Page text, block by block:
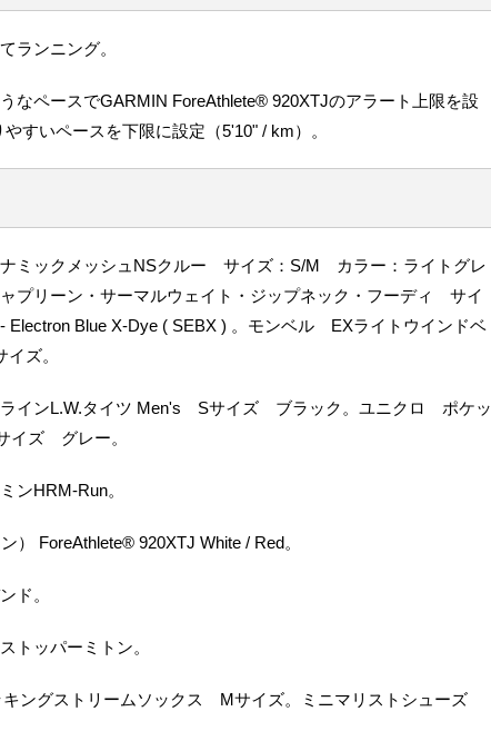
ランニング。
なペースでGARMIN ForeAthlete® 920XTJのアラート上限を設
すいペースを下限に設定（5'10" / km）。
ミックメッシュNSクルー サイズ：S/M カラー：ライトグレ
プリーン・サーマルウェイト・ジップネック・フーディ サイ
Blue X-Dye ( SEBX ) 。モンベル EXライトウインドベ
ズ。
インL.W.タイツ Men's Sサイズ ブラック。ユニクロ ポケッ
イズ グレー。
HRM-Run。
ForeAthlete® 920XTJ White / Red。
ド。
ッパーミトン。
ングストリームソックス Mサイズ。ミニマリストシューズ